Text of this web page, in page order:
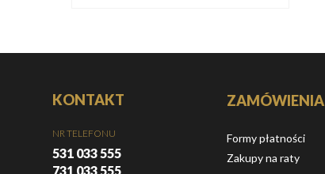
KONTAKT
NR TELEFONU
531 033 555
731 033 555
ZAMÓWIENIA
Formy płatności
Zakupy na raty